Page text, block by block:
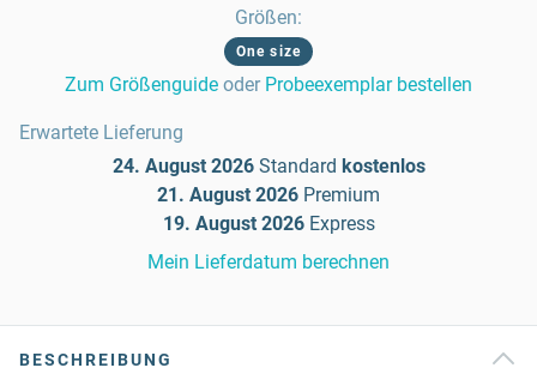
Größen:
One size
Zum Größenguide oder Probeexemplar bestellen
Erwartete Lieferung
24. August 2026 Standard kostenlos
21. August 2026 Premium
19. August 2026 Express
Mein Lieferdatum berechnen
BESCHREIBUNG